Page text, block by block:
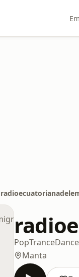
PopTranceDance
Manta